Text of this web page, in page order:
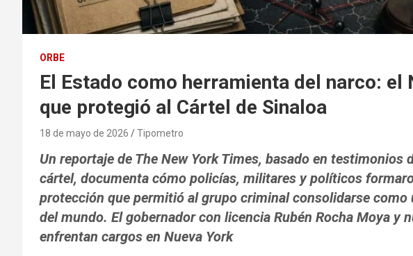
ORBE
El Estado como herramienta del narco: el
que protegió al Cártel de Sinaloa
18 de mayo de 2026 Tipometro
Un reportaje de The New York Times, basado en testimonios
cártel, documenta cómo policías, militares y políticos
protección que permitió al grupo criminal consolidarse como
del mundo. El gobernador con licencia Rubén Rocha Moya y
enfrentan cargos en Nueva York